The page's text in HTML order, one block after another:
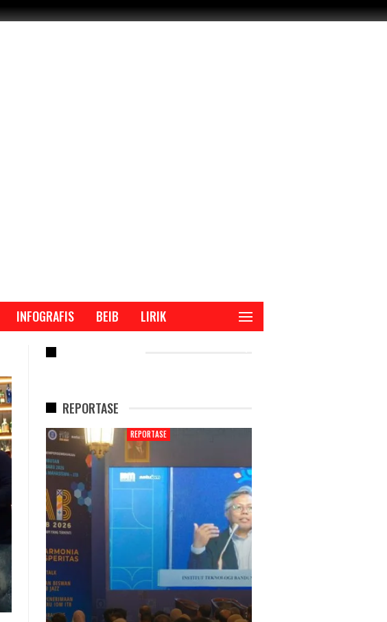
INFOGRAFIS BEIB LIRIK
REPORTASE
REPORTASE